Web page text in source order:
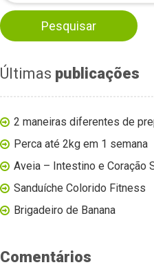
Últimas publicações
2 maneiras diferentes de
Perca até 2kg em 1 semana
Aveia – Intestino e Coração
Sanduíche Colorido Fitness
Brigadeiro de Banana
Comentários